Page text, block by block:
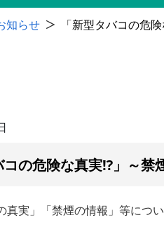
知らせ 「新型タバコの危
コの危険な真実⁉」～
真実」「禁煙の情報」等につ